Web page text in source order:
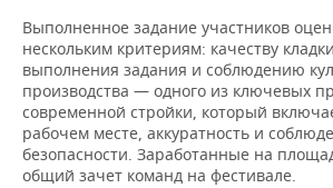
Выполненное задание участников
нескольким критериям: качеству
выполнения задания и соблюдению
производства — одного из ключевых
современной стройки, который
рабочем месте, аккуратность и
безопасности. Заработанные на
общий зачет команд на фестивале.